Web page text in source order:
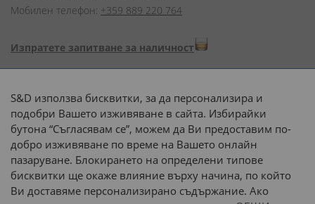
Мобилен телефон: +359 889 220 764
Изпратете запитване за наличност
Начини на плащане:
Доставка до адрес с:
или
наш транспорт
S&D използва бисквитки, за да персонализира и
подобри Вашето изживяване в сайта. Избирайки
бутона “Съгласявам се”, можем да Ви предоставим по-
добро изживяване по време на Вашето онлайн
пазаруване. Блокирането на определени типове
бисквитки ще окаже влияние върху начина, по който
Ви доставяме персонализирано съдържание. Ако